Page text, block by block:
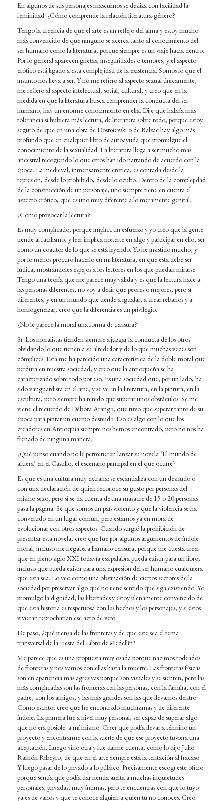
En algunos de sus personajes masculinos se desliza con facilidad la
feminidad. ¿Cómo comprende la relación literatura-género?
Tengo la creencia de que el arte es un reflejo del alma y estoy mucho
más convencido de que ninguno se acerca tanto al conocimiento del
ser humano como la literatura, porque siempre es un viaje hacia dentro.
Por lo general aparecen grietas, inseguridades o temores, y el aspecto
erótico está ligado a esta complejidad de la existencia. Somos lo que el
instinto nos lleva a ser. Y no me refiero al aspecto sexual únicamente,
me refiero al aspecto intelectual, social, cultural, y creo que en la
medida en que la literatura busca comprender la conducta del ser
humano, hay un enorme conocimiento en ella. Dije que habría más
tolerancia si hubiera más lectura, de literatura sobre todo, porque estoy
seguro de que en una obra de Dostoievski o de Balzac hay algo más
profundo que en cualquier libro de autoayuda que promulgue el
conocimiento de la sexualidad. La literatura llega a ser mucho más
ancestral recogiendo lo que otros han ido narrando de acuerdo con la
época. La medieval, inmensamente erótica, es contada desde la
represión, desde lo prohibido, desde lo oculto. Dentro de la complejidad
de la construcción de un personaje, uno siempre tiene en cuenta el
aspecto erótico, que es uno muy diferente a lo meramente genital.
¿Cómo provocar la lectura?
Es muy complicado, porque implica un esfuerzo y yo creo que la gente
tiende al facilismo, y leer implica meterte en algo y participar en ello, ser
como un coautor de lo que se está leyendo. Yo he insistido mucho, y
por lo menos procuro hacerlo en mi literatura, en que ésta debe ser
lúdica, mostrándoles espejos a los lectores en los que puedan mirarse.
Tengo una teoría que me parece muy válida y es que la lectura hace a
las personas diferentes, no voy a decir que peores o mejores, pero sí
diferentes, y en un mundo que tiende a igualar, a crear rebaños y a
homogeneizar, creo que la diferencia es un privilegio.
¿No le parece la moral una forma de censura?
Sí. Los moralistas tienden siempre a juzgar la conducta de los otros
olvidando lo que tienen a su alrededor y de lo que muchas veces son
cómplices. Esta me ha parecido una característica de la doble moral que
perdura en nuestra sociedad, y creo que la antioqueña se ha
caracterizado sobre todo por eso. Es una sociedad que, por un lado, ha
sido vanguardista en el arte, y se ve en la literatura, en la pintura, en la
escultura, pero siempre ha tenido que superar unos obstáculos. Se me
viene el recuerdo de Débora Arango, que tuvo que superar tanto de su
época para pintar un cuerpo desnudo. Eso es algo con lo que los
creadores en Antioquia siempre nos hemos encontrado, pero no nos ha
frenado de ninguna manera.
¿Qué pensó cuando no le permitieron lanzar su novela ‘El mundo de
afuera’ en el Castillo, el escenario principal en el que ocurre?
Es que es una cultura muy extraña: se escandaliza con un desnudo o
con una declaración de quien reconoce su gusto por personas del
mismo sexo, pero si se da cuenta de una masacre de 15 o 20 personas
pasa la página. Sé que somos un país violento y que la violencia se ha
convertido en un lugar común, pero estamos ya en mora de
evolucionar con otros aspectos. Cuando surgió la prohibición de
presentar esta novela, creo que fue por algunos argumentos de índole
moral, incluso me negaba a llamarlo censura, porque me cuesta creer
que en pleno siglo XXI todavía esa palabra pueda existir para un libro,
incluso que pueda existir para una expresión del ser humano cualquiera
que esta sea. Lo veo como una obstinación de ciertos sectores de la
sociedad por preservar algo que no tiene sentido que siga existiendo. Yo
promulgo la dignidad, las libertades y estoy plenamente convencido de
que esta historia es respetuosa con los hechos y los personajes, y si éstos
vivieran reprocharían ese acto de veto.
De paso, ¿qué piensa de las fronteras y de que este sea el tema
transversal de la Fiesta del Libro de Medellín?
Me parece que es una propuesta muy osada porque nacimos rodeados
de fronteras y nos vamos con ellas hasta la muerte. Las fronteras físicas
son en apariencia más agresivas porque son visuales y se sienten, pero las
más complicadas son las fronteras con las personas, con la familia, con el
padre, con los amigos, y las más grandes son las que llevamos dentro.
Como escritor creo que he encontrado muchísimas y de diferente
índole. La primera fue a nivel muy personal, ser capaz de superar algo
que no era posible: a mí mismo. Creer que podía llevar a término un
proyecto y encontrarme con la suerte de que ese proyecto tuviera una
aceptación. Luego vino otra y fue darme cuenta, como lo dijo Julio
Ramón Ribeyro, de que en el arte siempre está la tentación al fracaso.
Y luego pasar de lo privado a lo público. Precisamente escogí este oficio
porque sentía que podía dar rienda suelta a muchas inquietudes
personales, privadas, muy íntimas, pero te encuentras con que lo tuyo
ya es de varios y que te conoce alguien a quien tú no conoces. Creo